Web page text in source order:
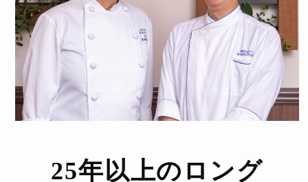
25年以上のロング